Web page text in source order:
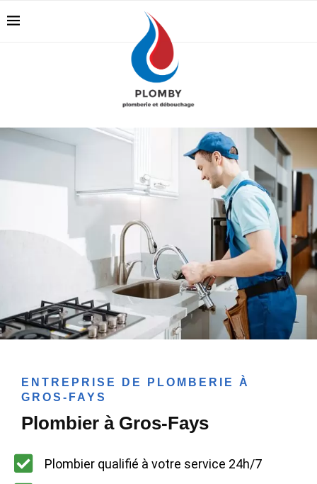
ENTREPRISE DE PLOMBERIE À
GROS-FAYS
Plombier à Gros-Fays
Plombier qualifié à votre service 24h/7